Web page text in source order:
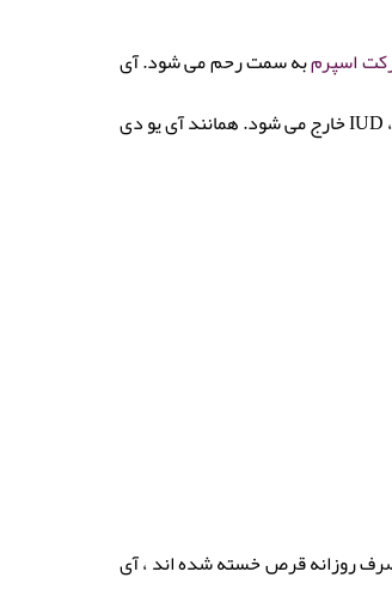
اسپرمبه سمت رحم می شود. آی
داشته باشد ، IUD خارج می شود. همانند آی یو دی
روزانه قرص خسته شده اند ، آی